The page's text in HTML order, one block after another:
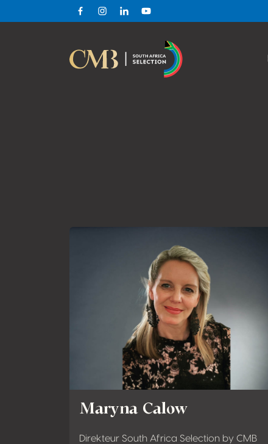
FacebookInstagram
LinkedinYoutube
Maryna Calow
Direkteur South Africa Selection by CMB